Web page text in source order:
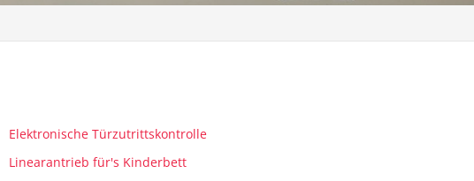
Elektronische Türzutrittskontrolle
Linearantrieb für's Kinderbett